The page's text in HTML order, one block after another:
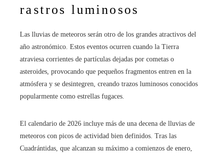
rastros luminosos
Las lluvias de meteoros serán otro de los grandes atractivos del
año astronómico. Estos eventos ocurren cuando la Tierra
atraviesa corrientes de partículas dejadas por cometas o
asteroides, provocando que pequeños fragmentos entren en la
atmósfera y se desintegren, creando trazos luminosos conocidos
popularmente como estrellas fugaces.
El calendario de 2026 incluye más de una decena de lluvias de
meteoros con picos de actividad bien definidos. Tras las
Cuadrántidas, que alcanzan su máximo a comienzos de enero,